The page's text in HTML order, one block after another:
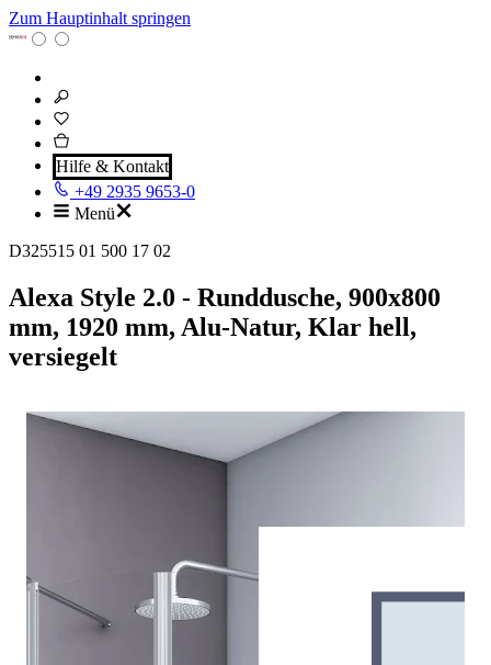
Zum Hauptinhalt springen
Hilfe & Kontakt
+49 2935 9653-0
Menü
D325515 01 500 17 02
Alexa Style 2.0 - Runddusche, 900x800
mm, 1920 mm, Alu-Natur, Klar hell,
versiegelt